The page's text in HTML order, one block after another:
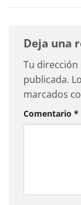
Deja una
Tu
publicada.
marcados
Comentario *